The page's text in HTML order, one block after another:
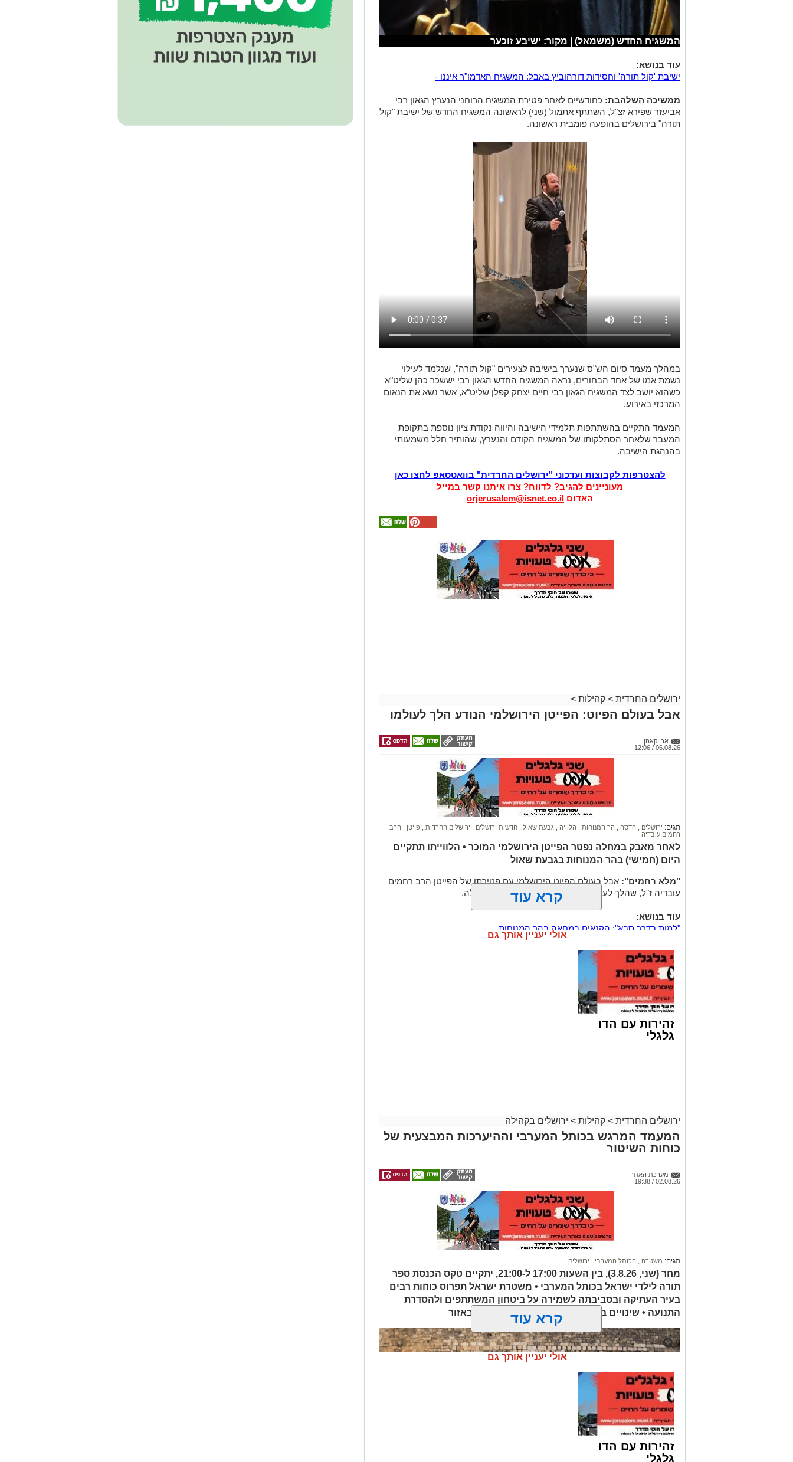
המשגיח החדש (משמאל) | מקור: ישיבע זוכער
עוד בנושא:
ישיבת 'קול תורה' וחסידות דורהוביץ באבל: המשגיח האדמו"ר איננו -
ממשיכה השלהבת: כחודשיים לאחר פטירת המשגיח הרוחני הנערץ הגאון רבי
אביעזר שפירא זצ"ל, השתתף אתמול (שני) לראשונה המשגיח החדש של ישיבת "קול
תורה" בירושלים בהופעה פומבית ראשונה.
במהלך מעמד סיום הש"ס שנערך בישיבה לצעירים "קול תורה", שנלמד לעילוי
נשמת אמו של אחד הבחורים, נראה המשגיח החדש הגאון רבי יששכר כהן שליט"א
כשהוא יושב לצד המשגיח הגאון רבי חיים יצחק קפלן שליט"א, אשר נשא את הנאום
המרכזי באירוע.
המעמד התקיים בהשתתפות תלמידי הישיבה והיווה נקודת ציון נוספת בתקופת
המעבר שלאחר הסתלקותו של המשגיח הקודם והנערץ, שהותיר חלל משמעותי
בהנהגת הישיבה.
להצטרפות לקבוצות ועדכוני "ירושלים החרדית" בוואטסאפ לחצו כאן
מעוניינים להגיב? לדווח? צרו איתנו קשר במייל
האדום orjerusalem@isnet.co.il
ירושלים החרדית > קהילות >
אבל בעולם הפיוט: הפייטן הירושלמי הנודע הלך לעולמו
ארי קאהן
06.08.26 / 12:06
תגים: ירושלים הדסה הר המנוחות הלוויה גבעת שאול חדשות ירושלים ירושלים החרדית פייטן
הרב
רחמים עובדיה
לאחר מאבק במחלה נפטר הפייטן הירושלמי המוכר • הלווייתו תתקיים
היום (חמישי) בהר המנוחות בגבעת שאול
"מלא רחמים": אבל בעולם הפיוט הירושלמי עם פטירתו של הפייטן הרב רחמים
עובדיה ז"ל, שהלך לעולמו בבית החולים הדסה לאחר מחלה.
עוד בנושא:
"למות בדרך סבא": הקנאים במחאה בהר המנוחות
נטמנה בירושלים לצד בעלה הגאון: בתו של מייסד עולם התורה באמריקה
הותר לפרסום: האם הצעירה מירושלים נהרגה בתאונה הקטלנית באשדוד
מודעת האבל | מתוך פייסבוק
הלווייתו תצא היום (חמישי) בשעה 12:30 מבית ההספד הספרדי בהר המנוחות
שבגבעת שאול, שם גם ייטמן.
בוודאי יעניין אותך:
"מאחורי כל גבר מצליח": אביו של איש העסקים רמי לוי נפטר בשיבה טובה
פטירתו מותירה אבל בקרב מכריו ובקרב אוהבי עולם הפיוט הירושלמי, שילוו אותו
בדרכו האחרונה.
להצטרפות לקבוצות ועדכוני "ירושלים החרדית" בוואטסאפ לחצו כאן
מעוניינים להגיב? לדווח? צרו איתנו קשר במייל
האדוםorjerusalem@isnet.co.il
קרא עוד
אולי יעניין אותך גם
זהירות עם הדו
גלגלי
ירושלים החרדית > קהילות > ירושלים בקהילה
המעמד המרגש בכותל המערבי וההיערכות המבצעית של
כוחות השיטור
מערכת האתר
02.08.26 / 19:38
תגים: משטרה הכותל המערבי ירושלים
מחר (שני, 3.8.26), בין השעות 17:00 ל-21:00, יתקיים טקס הכנסת ספר
תורה לילדי ישראל בכותל המערבי • משטרת ישראל תפרוס כוחות רבים
בעיר העתיקה ובסביבתה לשמירה על ביטחון המשתתפים ולהסדרת
התנועה • שינויים בהסדרי התנועה וחסימות צירים באזור
קרא עוד
אולי יעניין אותך גם
זהירות עם הדו
גלגלי